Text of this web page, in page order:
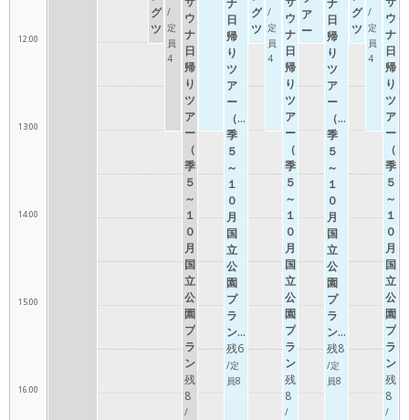
12:00
13:00
14:00
15:00
16:00
グ
ツ
ア
/
定
員
4
ウ
ナ
日
帰
り
ツ
ア
ー
（夏
季
５
～
１
０
月
国
立
公
園
プ
ラ
ン）
残
8
/
ナ
日
帰
り
ツ
ア
ー
（夏
季
５
～
１
０
月
国
立
公
園
プ
ラ
ン）
残6
/定
員8
グ
ツ
ア
/
定
員
4
ウ
ナ
日
帰
り
ツ
ア
ー
（夏
季
５
～
１
０
月
国
立
公
園
プ
ラ
ン）
残
8
/
ア
ー
（半
ナ
日
帰
り
ツ
ア
ー
（夏
季
５
～
１
０
月
国
立
公
園
プ
ラ
ン）
残8
/定
員8
グ
ツ
ア
/
定
員
4
ウ
ナ
日
帰
り
ツ
ア
ー
（夏
季
５
～
１
０
月
国
立
公
園
プ
ラ
ン）
残
8
/